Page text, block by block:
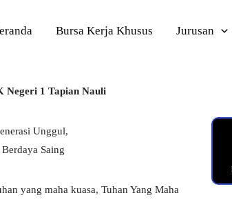
Bursa Kerja Khusus Jurusan
Negeri 1 Tapian Nauli
Unggul,
Saing
yang maha kuasa, Tuhan Yang Maha